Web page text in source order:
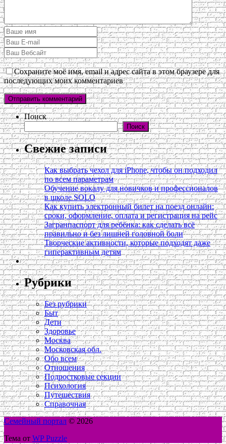
Сохраните моё имя, email и адрес сайта в этом браузере для
последующих моих комментариев
Поиск
Поиск
Свежие записи
Как выбрать чехол для iPhone, чтобы он подходил
по всем параметрам
Обучение вокалу для новичков и профессионалов
в школе SOLO
Как купить электронный билет на поезд онлайн:
сроки, оформление, оплата и регистрация на рейс
Загранпаспорт для ребёнка: как сделать всё
правильно и без лишней головной боли
Творческие активности, которые подходят даже
гиперактивным детям
Рубрики
Без рубрики
Быт
Дети
Здоровье
Москва
Московская обл.
Обо всем
Отношения
Подростковые секции
Психология
Путешествия
Справочная
Семейный портал © 2026
Тема от WP Puzzle